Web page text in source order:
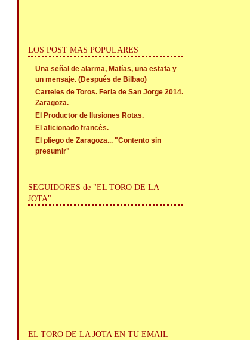
LOS POST MAS POPULARES
Una señal de alarma, Matías, una estafa y
un mensaje. (Después de Bilbao)
Carteles de Toros. Feria de San Jorge 2014.
Zaragoza.
El Productor de Ilusiones Rotas.
El aficionado francés.
El pliego de Zaragoza... "Contento sin
presumir"
SEGUIDORES de "EL TORO DE LA
JOTA"
EL TORO DE LA JOTA EN TU EMAIL